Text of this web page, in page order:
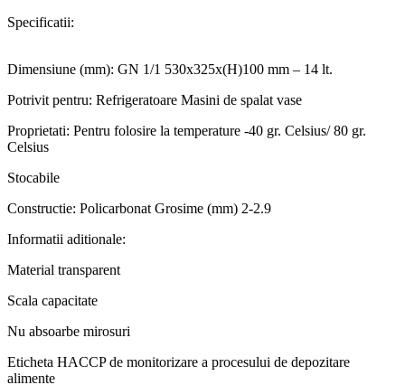
Specificatii:
Dimensiune (mm): GN 1/1 530x325x(H)100 mm – 14 lt.
Potrivit pentru: Refrigeratoare Masini de spalat vase
Proprietati: Pentru folosire la temperature -40 gr. Celsius/ 80 gr.
Celsius
Stocabile
Constructie: Policarbonat Grosime (mm) 2-2.9
Informatii aditionale:
Material transparent
Scala capacitate
Nu absoarbe mirosuri
Eticheta HACCP de monitorizare a procesului de depozitare
alimente